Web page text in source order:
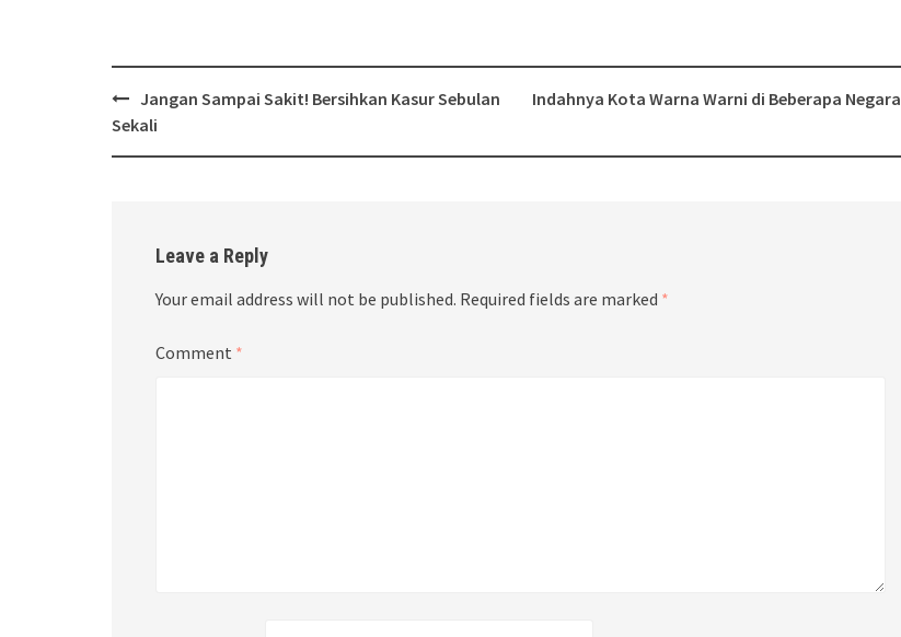
Post
navigation
Jangan Sampai Sakit! Bersihkan Kasur Sebulan
Sekali
Indahnya Kota Warna Warni di Beberapa Negara
Leave a Reply
Your email address will not be published. Required fields are marked *
Comment *